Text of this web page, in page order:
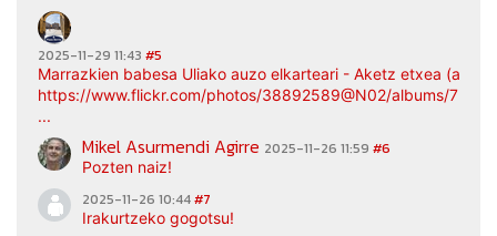
2025-11-29 11:43 #5
Marrazkien babesa Uliako auzo elkarteari - Aketz etxea
https://www.flickr.com/photos/38892589@N02/albums/
...
Mikel Asurmendi Agirre 2025-11-26 11:59 #6
Pozten naiz!
2025-11-26 10:44#7
Irakurtzeko gogotsu!